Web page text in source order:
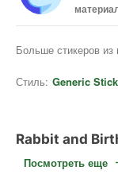
Больше стикеров из
Стиль: Generic
Rabbit and
Посмотреть еще